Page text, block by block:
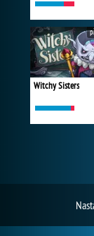
Witchy Sisters